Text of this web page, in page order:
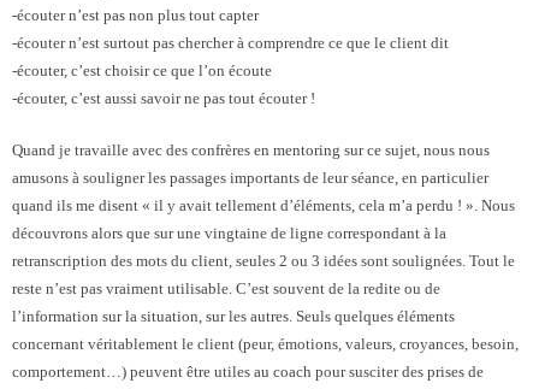
-écouter n’est pas non plus tout capter
-écouter n’est surtout pas chercher à comprendre ce que le client dit
-écouter, c’est choisir ce que l’on écoute
-écouter, c’est aussi savoir ne pas tout écouter !
Quand je travaille avec des confrères en mentoring sur ce sujet, nous nous
amusons à souligner les passages importants de leur séance, en particulier
quand ils me disent « il y avait tellement d’éléments, cela m’a perdu ! ». Nous
découvrons alors que sur une vingtaine de ligne correspondant à la
retranscription des mots du client, seules 2 ou 3 idées sont soulignées. Tout le
reste n’est pas vraiment utilisable. C’est souvent de la redite ou de
l’information sur la situation, sur les autres. Seuls quelques éléments
concernant véritablement le client (peur, émotions, valeurs, croyances, besoin,
comportement…) peuvent être utiles au coach pour susciter des prises de